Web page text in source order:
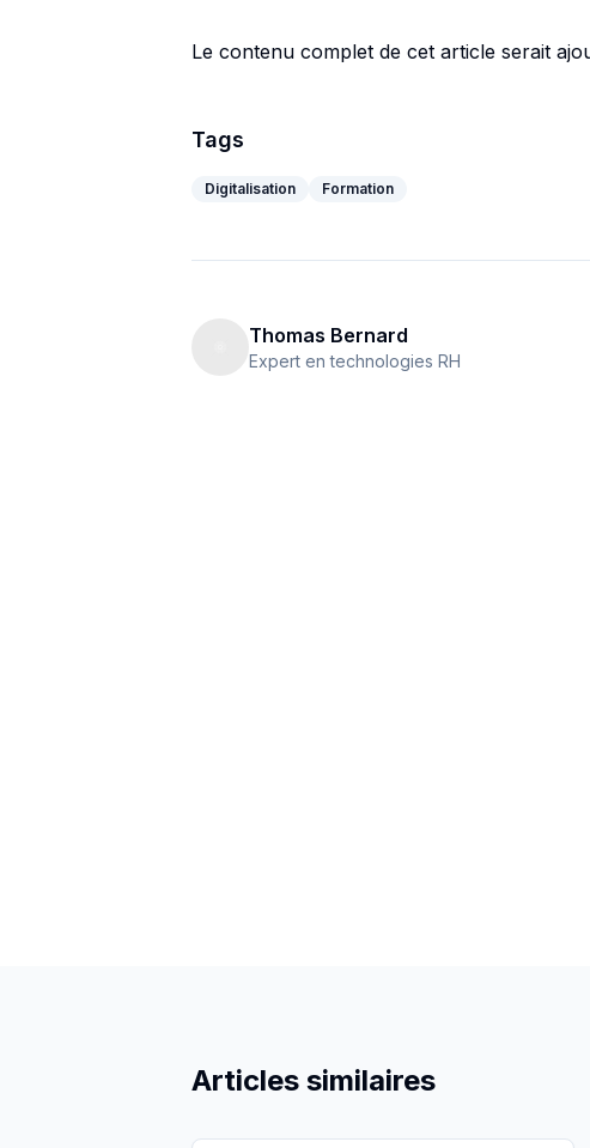
Le contenu complet de cet article serait
Tags
Digitalisation Formation
Thomas Bernard
Expert en technologies RH
Articles similaires